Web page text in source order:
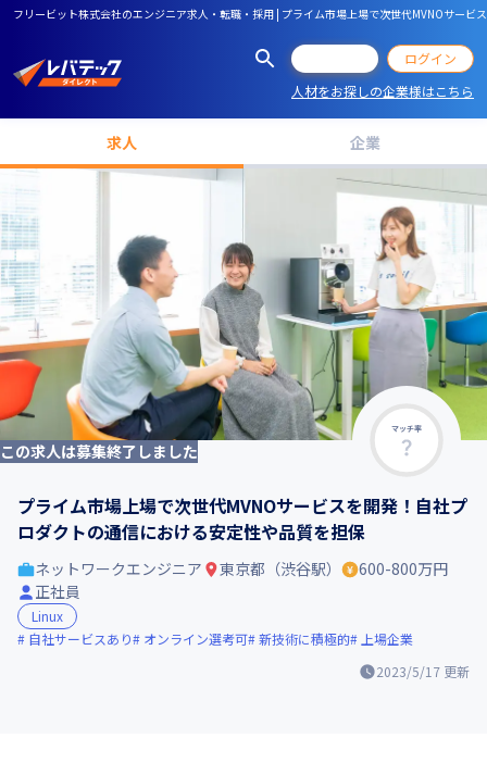
フリービット株式会社のエンジニア求人・転職・採用 | プライム市場上場で次世代MVNOサー
ログイン
人材をお探しの企業様はこちら
求人 企業
マッチ率
この求人は募集終了しました
プライム市場上場で次世代MVNOサービスを開発！自社プ
ロダクトの通信における安定性や品質を担保
2023/5/17 更新
ネットワークエンジニア 東京都（渋谷駅）
600-800万円
正社員
Linux
自社サービスあり
オンライン選考可 新技術に積極的 上場企業